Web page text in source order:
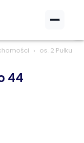
os. 2 Pułku
44